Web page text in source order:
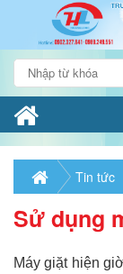
Tin tức
Sử dụng
Máy giặt hiện